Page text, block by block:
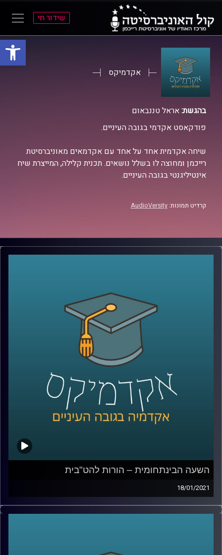
פתח
שידור חי
אקדמיקס
בהגשת:אראל טננבאום
פודקאסט אקדמי בגובה העיניים.
שיחה אקדמית אחד על אחד עם אקדמאים מאוניברסיטת
רייכמן ומחוצה לו בשלל נושאים. תכנית קלילה, המייצרת שיח
אינטיליגנטי בגובה העיניים.
קרדיט תמונות: AudioVersity
השעה הבינתחומית – הורות להט"בית
18/01/2021
בישראל, מדינה מעודדת ילודה, כולם רוצים
ד"ר גבע שנקמן לכברג פסיכולוג קליני מביה"ס